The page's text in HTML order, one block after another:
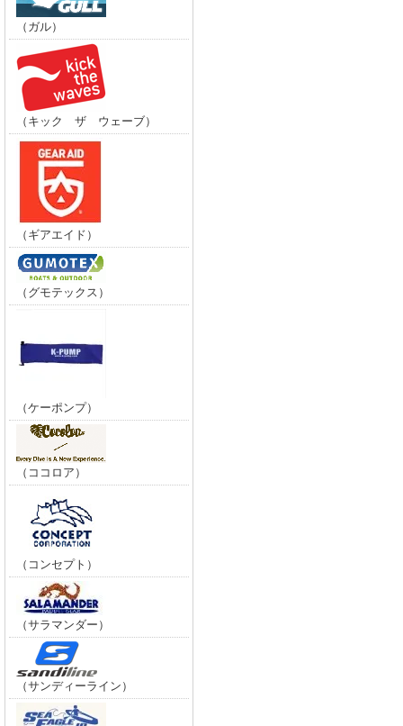
（ガル）
（キック ザ ウェーブ）
（ギアエイド）
（グモテックス）
（ケーポンプ）
（ココロア）
（コンセプト）
（サラマンダー）
（サンディーライン）